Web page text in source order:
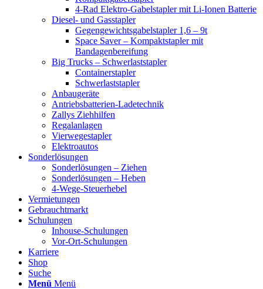
4-Rad Elektro-Gabelstapler mit Li-Ionen Batterie
Diesel- und Gasstapler
Gegengewichtsgabelstapler 1,6 – 9t
Space Saver – Kompaktstapler mit
Bandagenbereifung
Big Trucks – Schwerlaststapler
Containerstapler
Schwerlaststapler
Anbaugeräte
Antriebsbatterien-Ladetechnik
Zallys Ziehhilfen
Regalanlagen
Vierwegestapler
Elektroautos
Sonderlösungen
Sonderlösungen – Ziehen
Sonderlösungen – Heben
4-Wege-Steuerhebel
Vermietungen
Gebrauchtmarkt
Schulungen
Inhouse-Schulungen
Vor-Ort-Schulungen
Karriere
Shop
Suche
Menü Menü